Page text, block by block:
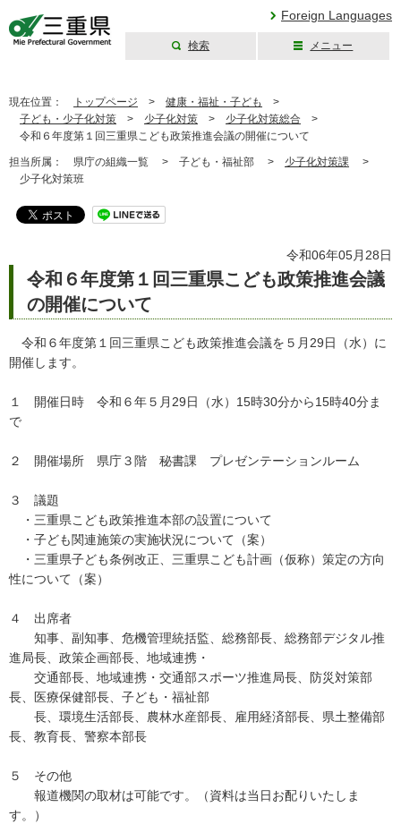
Foreign Languages
検索 メニュー
現在位置： トップページ > 健康・福祉・子ども
>
子ども・少子化対策 > 少子化対策 > 少子化対策総合 >
令和６年度第１回三重県こども政策推進会議の開催について
担当所属： 県庁の組織一覧 > 子ども・福祉部 > 少子化対策課 >
少子化対策班
令和06年05月28日
令和６年度第１回三重県こども政策推進会議
の開催について
令和６年度第１回三重県こども政策推進会議を５月29日（水）に
開催します。
１ 開催日時 令和６年５月29日（水）15時30分から15時40分ま
で
２ 開催場所 県庁３階 秘書課 プレゼンテーションルーム
３ 議題
・三重県こども政策推進本部の設置について
・子ども関連施策の実施状況について（案）
・三重県子ども条例改正、三重県こども計画（仮称）策定の方向
性について（案）
４ 出席者
知事、副知事、危機管理統括監、総務部長、総務部デジタル推
進局長、政策企画部長、地域連携・
交通部長、地域連携・交通部スポーツ推進局長、防災対策部
長、医療保健部長、子ども・福祉部
長、環境生活部長、農林水産部長、雇用経済部長、県土整備部
長、教育長、警察本部長
５ その他
報道機関の取材は可能です。（資料は当日お配りいたしま
す。）